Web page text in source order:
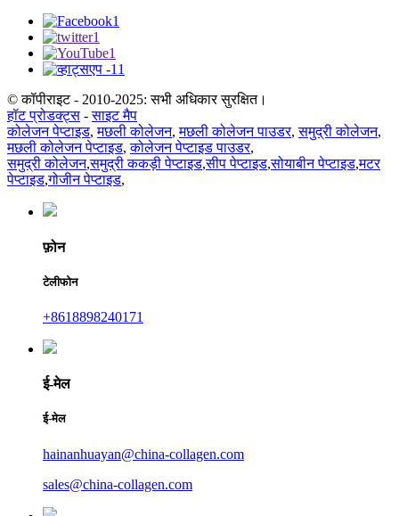
© कॉपीराइट - 2010-2025: सभी अधिकार सुरक्षित।
हॉट प्रोडक्ट्स -साइट मैप
कोलेजन पेप्टाइड,मछली कोलेजन,मछली कोलेजन पाउडर,समुद्री कोलेजन,
मछली कोलेजन पेप्टाइड,कोलेजन पेप्टाइड पाउडर,
समुद्री कोलेजन,समुद्री ककड़ी पेप्टाइड,सीप पेप्टाइड,सोयाबीन पेप्टाइड,मटर
पेप्टाइड,गोजीन पेप्टाइड,
फ़ोन
टेलीफोन
+8618898240171
ई-मेल
ई-मेल
hainanhuayan@china-collagen.com
sales@china-collagen.com